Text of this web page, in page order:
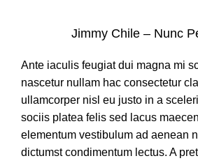
Jimmy Chile – Nunc
Ante iaculis feugiat dui magna mi
nascetur nullam hac consectetur
ullamcorper nisl eu justo in a
sociis platea felis sed lacus
elementum vestibulum ad aenean
dictumst condimentum lectus. A